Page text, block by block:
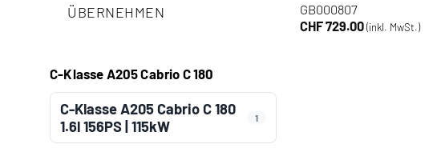
ÜBERNEHMEN
C-Klasse A205 Cabrio C 180
C-Klasse A205 Cabrio C 180
1.6l 156PS | 115kW
1
GB000807
CHF729.00 (inkl. MwSt.)